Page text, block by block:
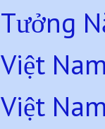
Tưởng
Việt
Việt